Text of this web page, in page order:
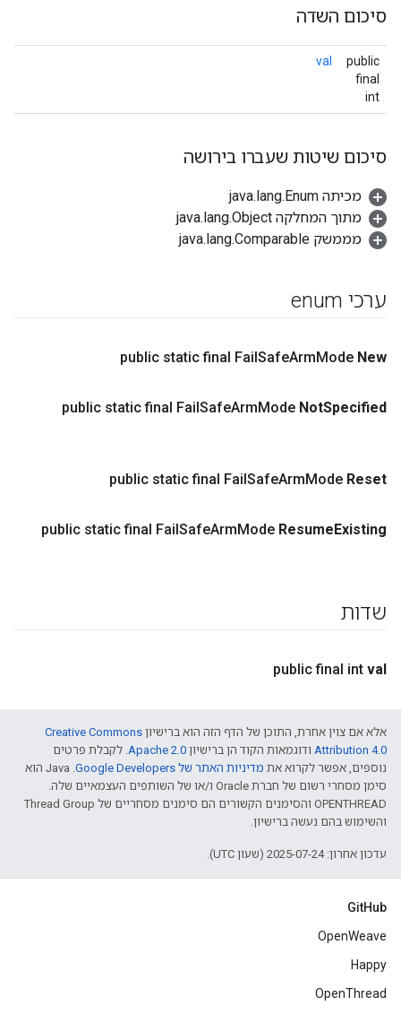
סיכום השדה
public
final
int
val
סיכום שיטות שעברו בירושה
מכיתה java.lang.Enum
מתוך המחלקה java.lang.Object
מממשק java.lang.Comparable
ערכי enum
public static final FailSafeArmMode New
public static final FailSafeArmMode NotSpecified
public static final FailSafeArmMode Reset
public static final FailSafeArmMode ResumeExisting
שדות
public final int val
אלא אם צוין אחרת, התוכן של הדף הזה הוא ברישיון Creative Commons
Attribution 4.0‏ ודוגמאות הקוד הן ברישיון Apache 2.0‏. לקבלת פרטים
נוספים, אפשר לקרוא את מדיניות האתר של Google Developers‏
.‏ Java הוא
סימן מסחרי רשום של חברת Oracle ו/או של השותפים העצמאיים שלה.
‫OPENTHREAD והסימנים הקשורים הם סימנים מסחריים של Thread Group
והשימוש בהם נעשה ברישיון.
עדכון אחרון: 2025-07-24 (שעון UTC).
GitHub
OpenWeave
Happy
OpenThread